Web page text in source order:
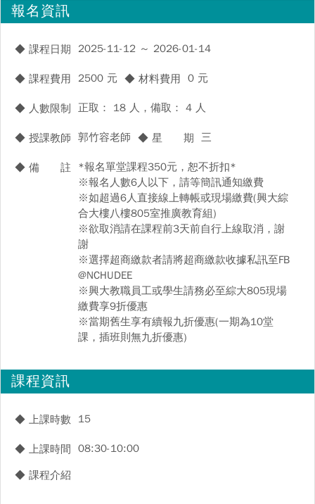
報名資訊
◆ 課程日期 2025-11-12 ～ 2026-01-14
◆ 課程費用 2500 元 ◆ 材料費用 0 元
◆ 人數限制 正取： 18 人，備取： 4 人
◆ 授課教師 郭竹容老師 ◆ 星 期 三
◆ 備 註
*報名單堂課程350元，恕不折扣*
※報名人數6人以下，請等簡訊通知繳費
※如超過6人直接線上轉帳或現場繳費(興大綜
合大樓八樓805室推廣教育組)
※欲取消請在課程前3天前自行上線取消，謝
謝
※選擇超商繳款者請將超商繳款收據私訊至FB
@NCHUDEE
※興大教職員工或學生請務必至綜大805現場
繳費享9折優惠
※當期舊生享有續報九折優惠(一期為10堂
課，插班則無九折優惠)
課程資訊
◆ 上課時數 15
◆ 上課時間 08:30-10:00
◆ 課程介紹